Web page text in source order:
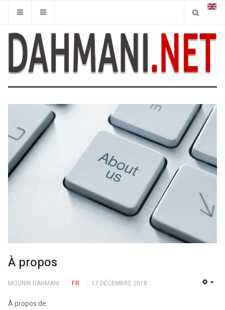
À propos
MOUNIR DAHMANI FR 17 DÉCEMBRE 2018
À propos de